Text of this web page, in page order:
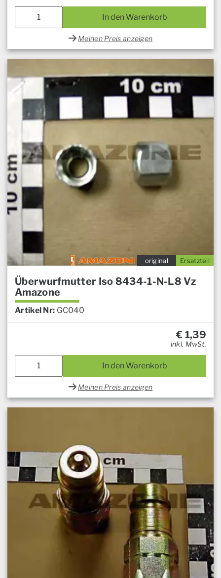
In den Warenkorb
Meinen Preis anzeigen
Ersatzteil
original
Überwurfmutter Iso 8434-1-N-L8 Vz
Amazone
Artikel Nr: GC040
€ 1,39
inkl. MwSt.
In den Warenkorb
Meinen Preis anzeigen